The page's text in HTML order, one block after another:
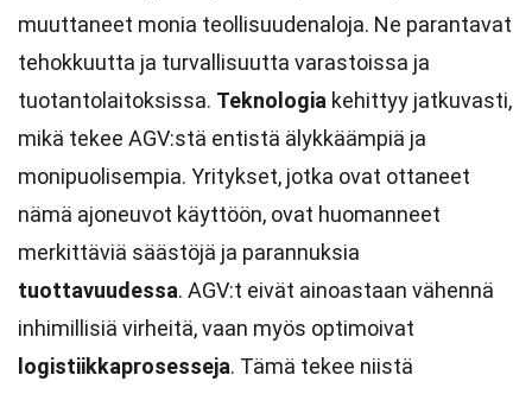
muuttaneet monia teollisuudenaloja. Ne parantavat
tehokkuutta ja turvallisuutta varastoissa ja
tuotantolaitoksissa. Teknologia kehittyy jatkuvasti,
mikä tekee AGV:stä entistä älykkäämpiä ja
monipuolisempia. Yritykset, jotka ovat ottaneet
nämä ajoneuvot käyttöön, ovat huomanneet
merkittäviä säästöjä ja parannuksia
tuottavuudessa. AGV:t eivät ainoastaan vähennä
inhimillisiä virheitä, vaan myös optimoivat
logistiikkaprosesseja. Tämä tekee niistä